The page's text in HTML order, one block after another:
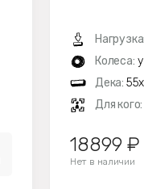
Колеса:
Дека:
Для кого:
18899 ₽
Нет в наличии